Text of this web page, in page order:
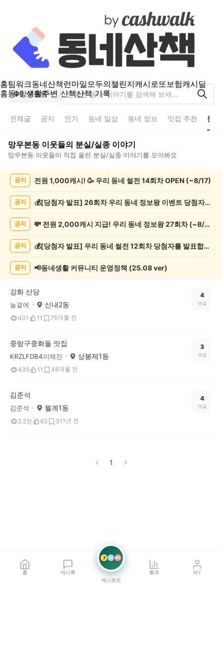
홈팀워크동네산책런마일모두의챌린지캐시로또보험캐시딜
홈동네 생활주변 산책산책 기록
망우본동
전체글 공지 인기 동네 일상 동네 정보 맛집 추천 분
망우본동 이웃들의 분실/실종 이야기
망우본동 이웃들이 직접 올린 분실/실종 이야기를 모아봐요
실/
목
공지 전원 1,000캐시! 🥳 우리 동네 썰전 14회차 OPEN (~8/17)
공지 💰[당첨자 발표] 26회차 우리 동네 정보왕 이벤트 당첨자를 발표합니다!
공지 💸 전원 2,000캐시 지급! 우리 동네 정보왕 27회차 (~8/10)
공지 💰[당첨자 발표] 우리 동네 썰전 12회차 당첨자를 발표합니다!
공지 📢동네생활 커뮤니티 운영정책 (25.08 ver)
강화 산당
늘곁에 신내2동
401 11 76개월 전
4
댓글
중랑구중화돌 맛집
KRZLFDB4이해진 상봉제1동
435 11 48개월 전
3
댓글
김준석
김준석 월계1동
2.2천 63 31 1년 전
4
댓글
1
홈 캐시톡
7 21 42
캐시로또
통계 MY